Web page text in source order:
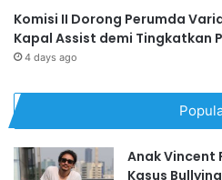
Komisi II Dorong Perumda
Kapal Assist demi Tingkatkan
4 days ago
Anak Vincent
Kasus